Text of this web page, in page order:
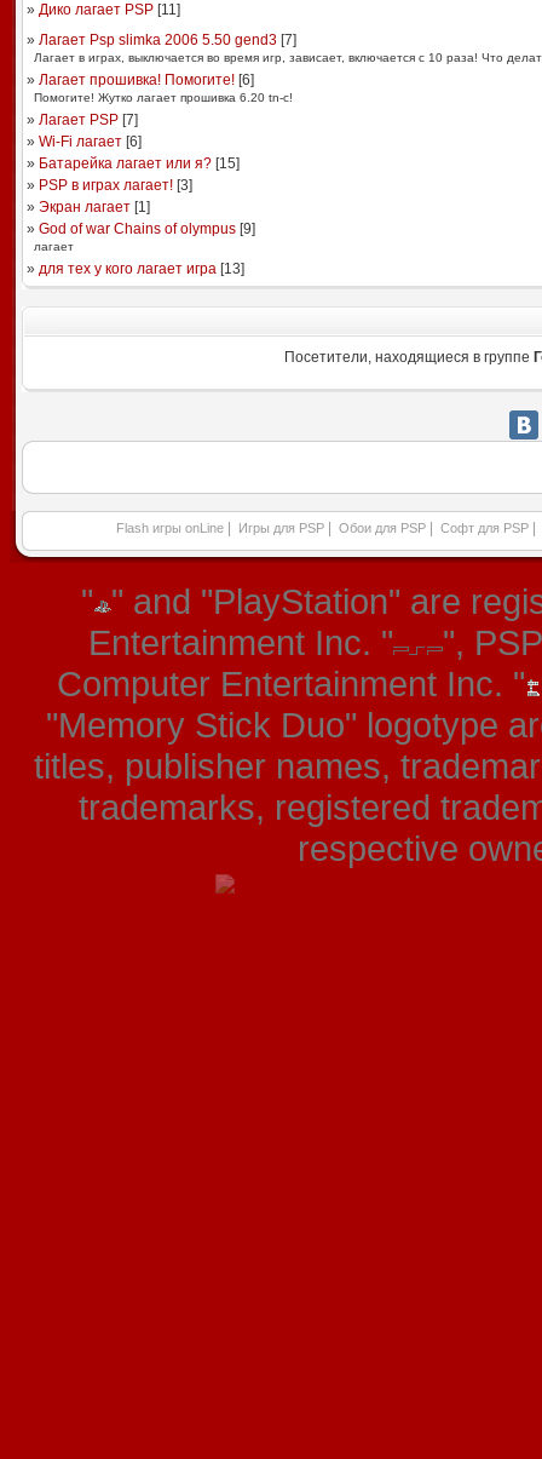
» Дико лагает PSP[11]
» Лагает Psp slimka 2006 5.50 gend3[7]
Лагает в играх, выключается во время игр, зависает, включается с 10 раза! Что
» Лагает прошивка! Помогите![6]
Помогите! Жутко лагает прошивка 6.20 tn-c!
» Лагает PSP[7]
» Wi-Fi лагает[6]
» Батарейка лагает или я?[15]
» PSP в играх лагает![3]
» Экран лагает[1]
» God of war Chains of olympus[9]
лагает
» для тех у кого лагает игра[13]
Посетители, находящиеся в группе
Flash игры onLine Игры для PSP Обои для PSP Софт для PSP
" " and "PlayStation" are
Entertainment Inc. "
",
Computer Entertainment Inc. "
"Memory Stick Duo" logotype
titles, publisher names,
trademarks, registered
respective